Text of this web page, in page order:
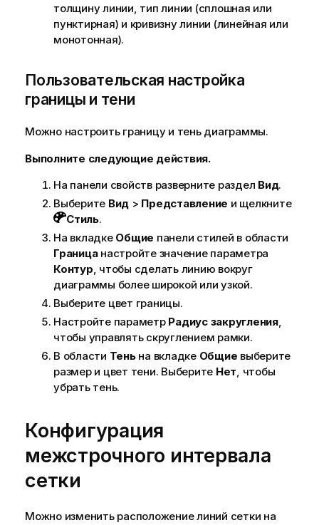
толщину линии, тип линии (сплошная или
пунктирная) и кривизну линии (линейная или
монотонная).
Пользовательская настройка
границы и тени
Можно настроить границу и тень диаграммы.
Выполните следующие действия.
На панели свойств разверните раздел Вид.
Выберите Вид > Представление и щелкните
Стиль.
На вкладке Общие панели стилей в области
Границанастройте значение параметра
Контур , чтобы сделать линию вокруг
диаграммы более широкой или узкой.
Выберите цвет границы.
Настройте параметр Радиус закругления,
чтобы управлять скруглением рамки.
В области Теньна вкладке Общие выберите
размер и цвет тени. Выберите Нет , чтобы
убрать тень.
Конфигурация
межстрочного интервала
сетки
Можно изменить расположение линий сетки на